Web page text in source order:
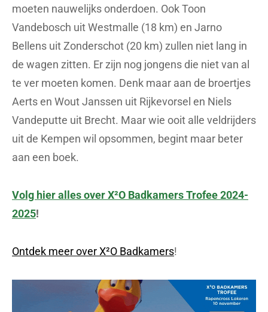
moeten nauwelijks onderdoen. Ook Toon
Vandebosch uit Westmalle (18 km) en Jarno
Bellens uit Zonderschot (20 km) zullen niet lang in
de wagen zitten. Er zijn nog jongens die niet van al
te ver moeten komen. Denk maar aan de broertjes
Aerts en Wout Janssen uit Rijkevorsel en Niels
Vandeputte uit Brecht. Maar wie ooit alle veldrijders
uit de Kempen wil opsommen, begint maar beter
aan een boek.
Volg hier alles over X²O Badkamers Trofee 2024-
2025!
Ontdek meer over X²O Badkamers!